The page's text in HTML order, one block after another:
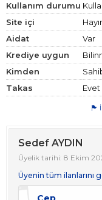
Kullanım durumu
Site içi
Hayır
Aidat
Var
Krediye uygun
Kimden
Takas
Evet
Sedef AYDIN
Üyelik tarihi: 8 Ekim
Üyenin tüm ilanlarını